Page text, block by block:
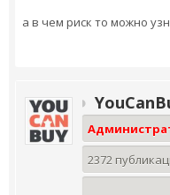
а в чем риск то можно
2372